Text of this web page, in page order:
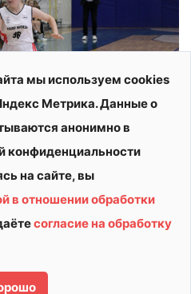
мы используем cookies
Метрика. Данные о
анонимно в
конфиденциальности
на сайте, вы
в отношении обработки
согласие на обработку